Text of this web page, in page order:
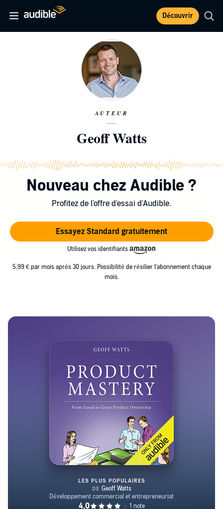
Découvrir
AUTEUR
Geoff Watts
Nouveau chez Audible ?
Profitez de l'offre d'essai d'Audible.
Essayez Standard gratuitement
Utilisez vos identifiants
5,99 € par mois après 30 jours. Possibilité de résilier l'abonnement chaque
mois.
LES PLUS POPULAIRES